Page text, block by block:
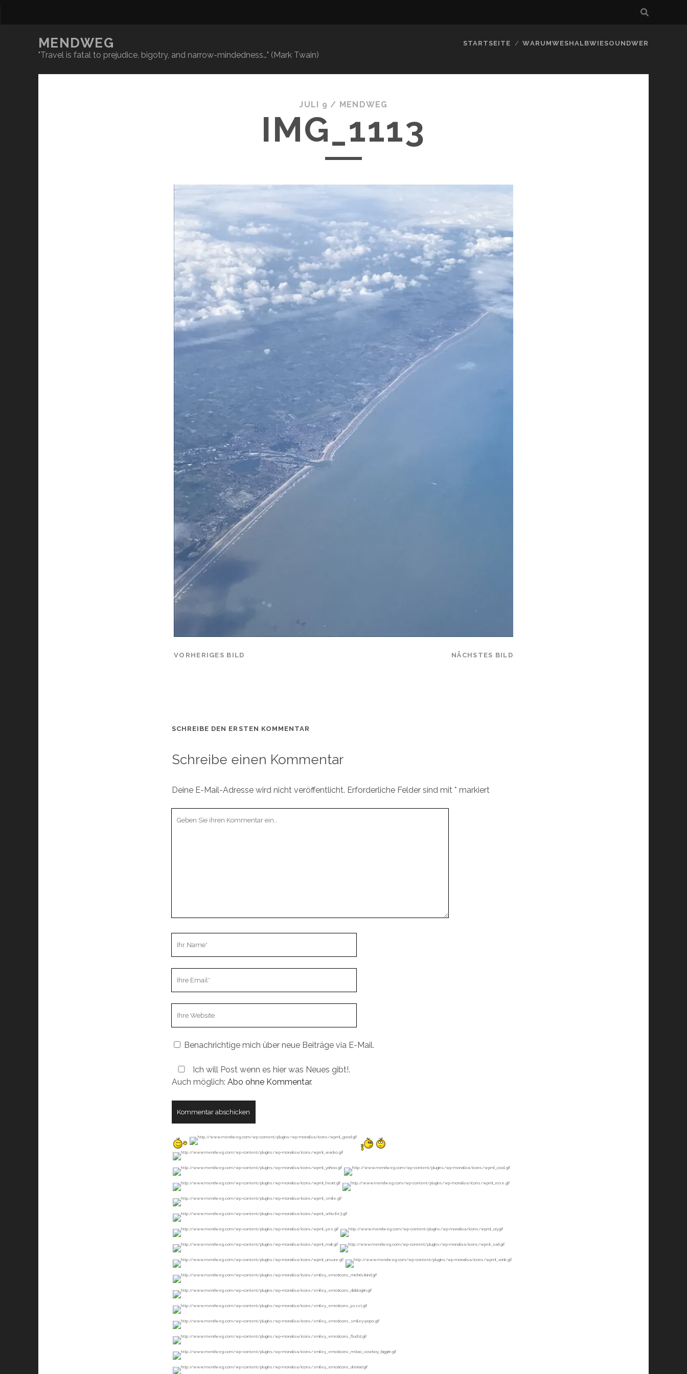
MENDWEG
"Travel is fatal to prejudice, bigotry, and narrow-mindedness…" (Mark Twain)
STARTSEITE WARUMWESHALBWIESOUNDWER
JULI 9 / MENDWEG
IMG_1113
VORHERIGES BILD NÄCHSTES BILD
SCHREIBE DEN ERSTEN KOMMENTAR
Schreibe einen Kommentar
Deine E-Mail-Adresse wird nicht veröffentlicht. Erforderliche Felder sind mit * markiert
Benachrichtige mich über neue Beiträge via E-Mail.
Ich will Post wenn es hier was Neues gibt!.
Auch möglich: Abo ohne Kommentar.